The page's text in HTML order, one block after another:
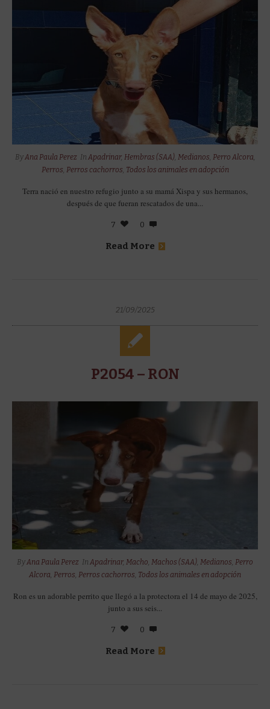
ByAna Paula Perez In Apadrinar, Hembras (SAA), Medianos, Perro Alcora,
Perros, Perros cachorros, Todos los animales en adopción
Terra nació en nuestro refugio junto a su mamá Xispa y sus hermanos,
después de que fueran rescatados de una...
7 0
Read More
21/09/2025
P2054 – RON
By Ana Paula Perez In Apadrinar, Macho Machos (SAA) Medianos Perro
Alcora Perros Perros cachorros Todos los animales en adopción
Ron es un adorable perrito que llegó a la protectora el 14 de mayo de 2025,
junto a sus seis...
7 0
Read More